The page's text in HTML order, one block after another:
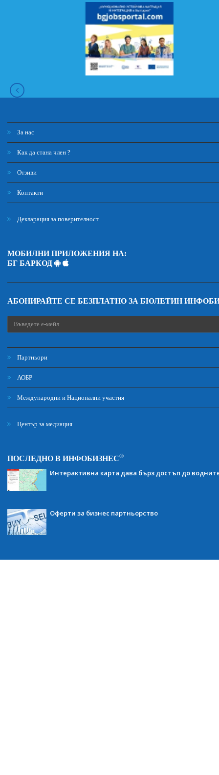
За нас
Как да стана член ?
Отзиви
Контакти
Декларация за поверителност
МОБИЛНИ ПРИЛОЖЕНИЯ НА:
БГ БАРКОД
АБОНИРАЙТЕ СЕ БЕЗПЛАТНО ЗА БЮЛЕТИН
Партньори
АОБР
Международни и Национални участия
Център за медиация
ПОСЛЕДНО В ИНФОБИЗНЕС®
Интерактивна карта дава бърз достъп до
Оферти за бизнес партньорство